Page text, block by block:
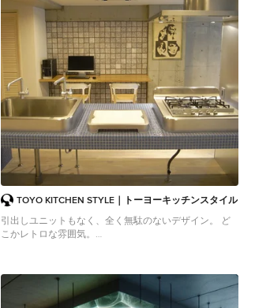
TOYO KITCHEN STYLE｜トーヨーキッチンスタイル
引出しユニットもなく、全く無駄のないデザイン。 ど
こかレトロな雰囲気。
Arbeitsplatte aus Fliesen, Küchengeräten aus
Edelstahl, hellem Holzboden, Halbinsel, beigem Boden
und türkiser Arbeitsplatte